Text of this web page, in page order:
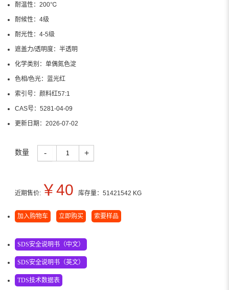
耐温性： 200℃
耐候性： 4级
耐光性： 4-5级
遮盖力/透明度： 半透明
化学类别： 单偶氮色淀
色相/色光： 蓝光红
索引号： 颜料红57:1
CAS号： 5281-04-09
更新日期： 2026-07-02
数量 - +
近期售价: ￥40 库存量： 51421542 KG
加入购物车 立即购买 索要样品
SDS安全说明书（中文）
SDS安全说明书（英文）
TDS技术数据表